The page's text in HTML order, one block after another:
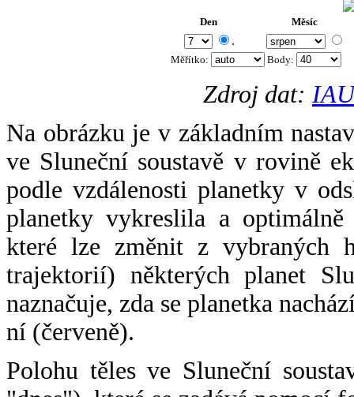
Den Měsíc
.
Měřítko: Body:
Zdroj dat:
Na obrázku je v základním
ve Sluneční soustavě v rovině
podle vzdálenosti planetky v
planetky vykreslila a
které lze změnit z vybraných
trajektorií) některých planet
naznačuje, zda se planetka
ní (červeně).
Polohu těles ve Sluneční